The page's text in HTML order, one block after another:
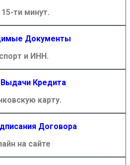
ти минут.
Документы
и ИНН.
Кредита
карту.
Договора
на сайте